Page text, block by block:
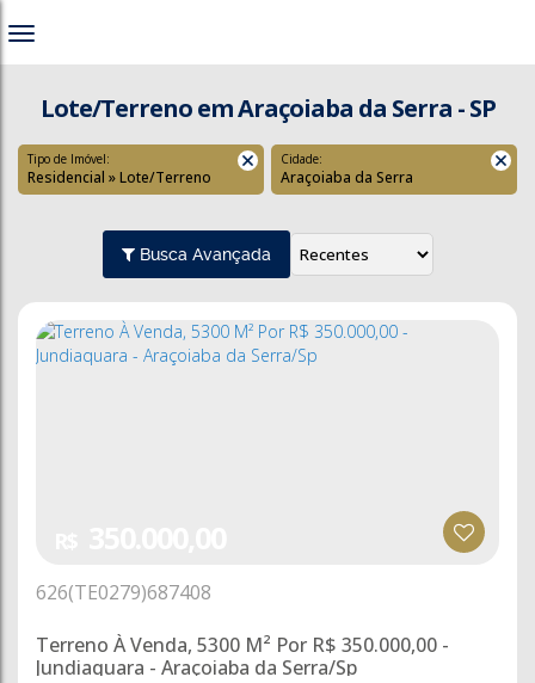
Lote/Terreno em Araçoiaba da Serra - SP
Tipo de Imóvel:
Residencial » Lote/Terreno
Cidade:
Araçoiaba da Serra
Busca Avançada
Terreno À Venda, 5300 M² Por R$ 350.000,00 -
Jundiaquara - Araçoiaba da Serra/Sp
626(TE0279)687408